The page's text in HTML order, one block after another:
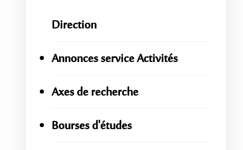
Direction
Annonces service Activités
Axes de recherche
Bourses d'études